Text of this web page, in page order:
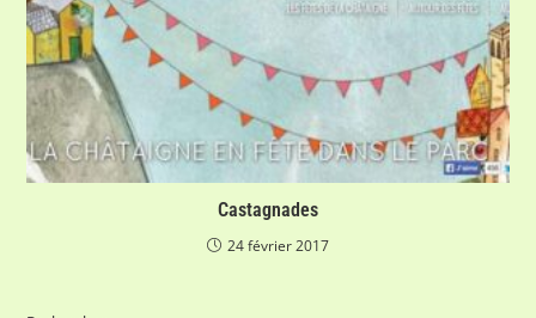
Castagnades
24 février 2017